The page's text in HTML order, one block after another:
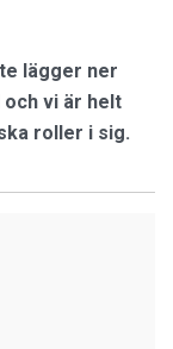
lägger ner
och vi är helt
roller i sig.